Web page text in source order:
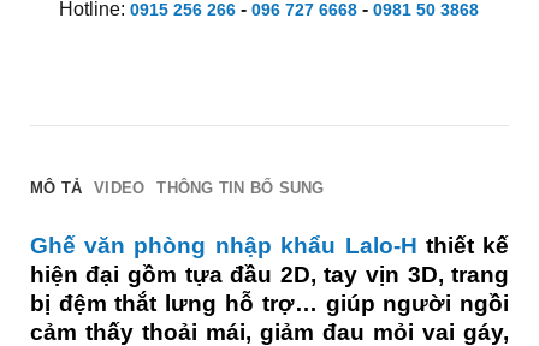
Hotline: 0915 256 266- 096 727 6668- 0981 50 3868
MÔ TẢ VIDEO THÔNG TIN BỔ SUNG
Ghế văn phòng nhập khẩu Lalo-H thiết kế
hiện đại gồm tựa đầu 2D, tay vịn 3D, trang
bị đệm thắt lưng hỗ trợ… giúp người ngồi
cảm thấy thoải mái, giảm đau mỏi vai gáy,